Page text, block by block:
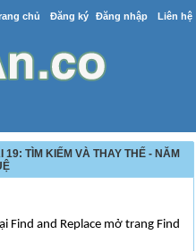
chủ Đăng ký Đăng nhập Liên hệ
19: TÌM KIẾM VÀ THAY THẾ - NĂM
Find and Replace mở trang Find